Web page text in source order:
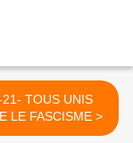
TOUS UNIS
CONTRE LE FASCISME >